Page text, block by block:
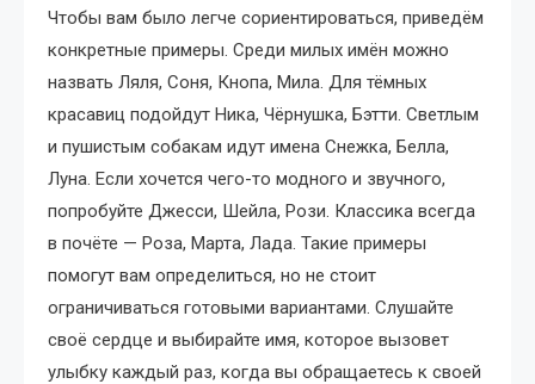
Чтобы вам было легче сориентироваться, приведём
конкретные примеры. Среди милых имён можно
назвать Ляля, Соня, Кнопа, Мила. Для тёмных
красавиц подойдут Ника, Чёрнушка, Бэтти. Светлым
и пушистым собакам идут имена Снежка, Белла,
Луна. Если хочется чего-то модного и звучного,
попробуйте Джесси, Шейла, Рози. Классика всегда
в почёте — Роза, Марта, Лада. Такие примеры
помогут вам определиться, но не стоит
ограничиваться готовыми вариантами. Слушайте
своё сердце и выбирайте имя, которое вызовет
улыбку каждый раз, когда вы обращаетесь к своей